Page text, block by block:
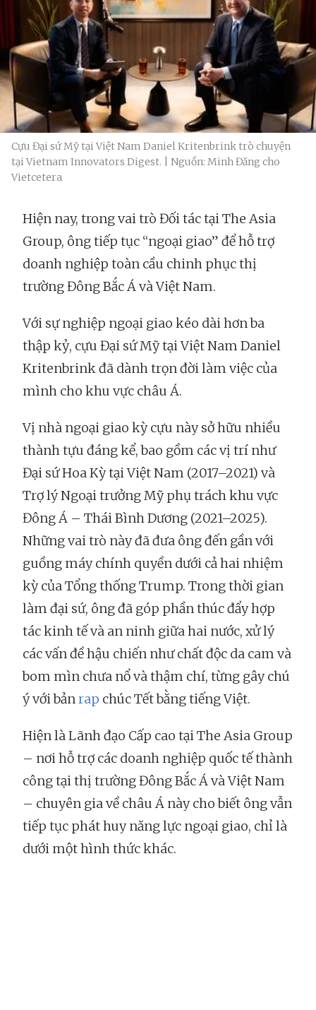
Cựu Đại sứ Mỹ tại Việt Nam Daniel Kritenbrink trò chuyện
tại Vietnam Innovators Digest. | Nguồn: Minh Đăng cho
Vietcetera
Hiện nay, trong vai trò Đối tác tại The Asia
Group, ông tiếp tục “ngoại giao” để hỗ trợ
doanh nghiệp toàn cầu chinh phục thị
trường Đông Bắc Á và Việt Nam.
Với sự nghiệp ngoại giao kéo dài hơn ba
thập kỷ, cựu Đại sứ Mỹ tại Việt Nam Daniel
Kritenbrink đã dành trọn đời làm việc của
mình cho khu vực châu Á.
Vị nhà ngoại giao kỳ cựu này sở hữu nhiều
thành tựu đáng kể, bao gồm các vị trí như
Đại sứ Hoa Kỳ tại Việt Nam (2017–2021) và
Trợ lý Ngoại trưởng Mỹ phụ trách khu vực
Đông Á – Thái Bình Dương (2021–2025).
Những vai trò này đã đưa ông đến gần với
guồng máy chính quyền dưới cả hai nhiệm
kỳ của Tổng thống Trump. Trong thời gian
làm đại sứ, ông đã góp phần thúc đẩy hợp
tác kinh tế và an ninh giữa hai nước, xử lý
các vấn đề hậu chiến như chất độc da cam và
bom mìn chưa nổ và thậm chí, từng gây chú
ý với bảnrap chúc Tết bằng tiếng Việt.
Hiện là Lãnh đạo Cấp cao tại The Asia Group
– nơi hỗ trợ các doanh nghiệp quốc tế thành
công tại thị trường Đông Bắc Á và Việt Nam
– chuyên gia về châu Á này cho biết ông vẫn
tiếp tục phát huy năng lực ngoại giao, chỉ là
dưới một hình thức khác.